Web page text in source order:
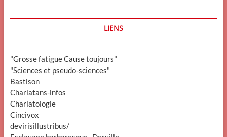
LIENS
"Grosse fatigue Cause toujours"
"Sciences et pseudo-sciences"
Bastison
Charlatans-infos
Charlatologie
Cincivox
devirisillustribus/